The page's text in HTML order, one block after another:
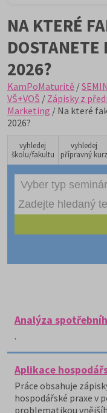
NA KTERÉ
2026?
KamPoMaturitě /
VŠ+VOŠ / Zápisky z
Marketing / Na které
2026?
vyhledej
školu/fakultu
vyhledej
přípravný kurz
Analýza
.
Aplikace
Práce obsahuje
hospodářské praxe v
problematikou